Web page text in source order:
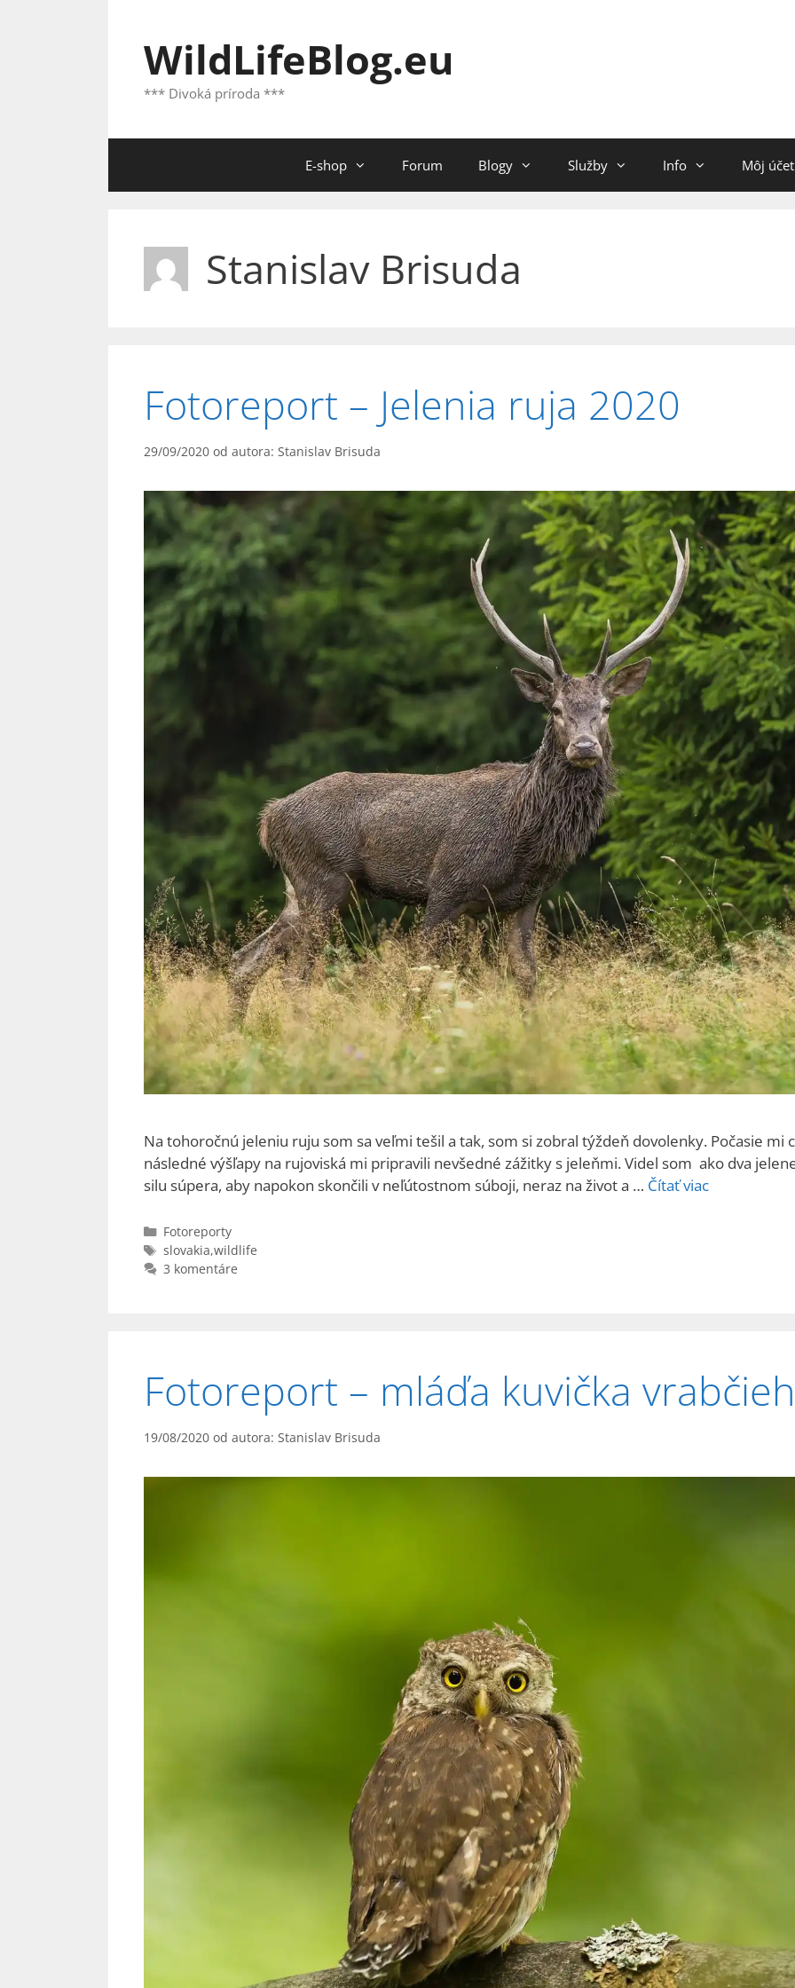
WildLifeBlog.eu
*** Divoká príroda ***
E-shop Forum Blogy Služby Info Môj účet
Stanislav Brisuda
Fotoreport – Jelenia ruja 2020
29/09/2020 od autora: Stanislav Brisuda
Na tohoročnú jeleniu ruju som sa veľmi tešil a tak, som si zobral týždeň dovolenky. Počasie mi
následné výšľapy na rujoviská mi pripravili nevšedné zážitky s jeleňmi. Videl som ako dva
silu súpera, aby napokon skončili v neľútostnom súboji, neraz na život a … Čítať viac
Kategórie
Fotoreporty
Značky
slovakia,wildlife
3 komentáre
Fotoreport – mláďa kuvička
19/08/2020 od autora: Stanislav Brisuda